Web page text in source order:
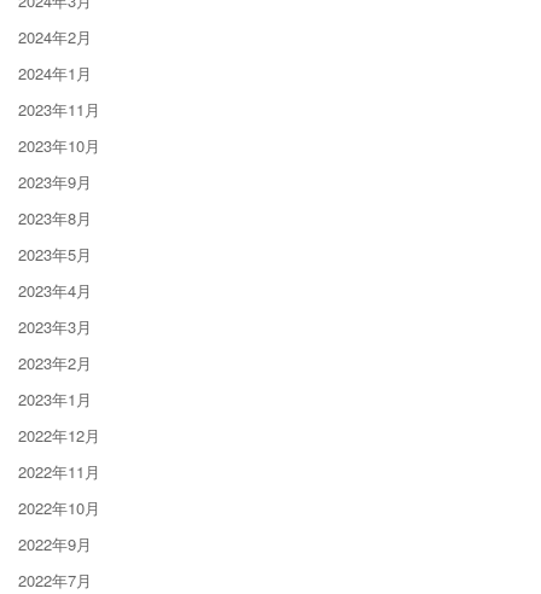
2024年2月
2024年1月
2023年11月
2023年10月
2023年9月
2023年8月
2023年5月
2023年4月
2023年3月
2023年2月
2023年1月
2022年12月
2022年11月
2022年10月
2022年9月
2022年7月